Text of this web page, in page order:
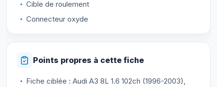
Cible de roulement
Connecteur oxyde
Points propres à cette fiche
Fiche ciblée : Audi A3 8L 1.6 102ch (1996-2003),